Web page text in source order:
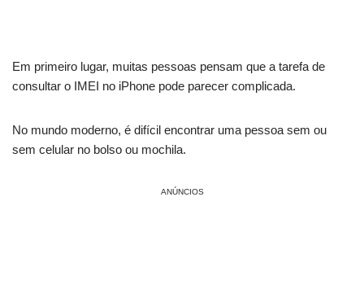
Em primeiro lugar, muitas pessoas pensam que a tarefa de
consultar o IMEI no iPhone pode parecer complicada.
No mundo moderno, é difícil encontrar uma pessoa sem ou
sem celular no bolso ou mochila.
ANÚNCIOS